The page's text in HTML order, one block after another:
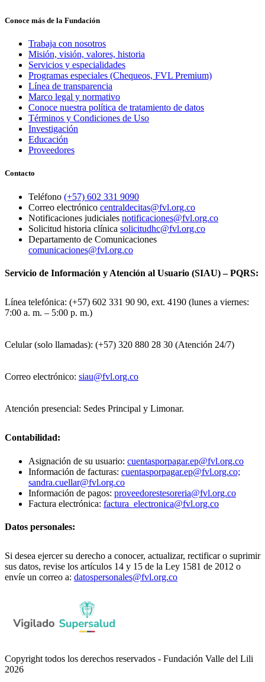
Conoce más de la Fundación
Trabaja con nosotros
Misión, visión, valores, historia
Servicios y especialidades
Programas especiales (Chequeos, FVL Premium)
Línea de transparencia
Marco legal y normativo
Conoce nuestra política de tratamiento de datos
Términos y Condiciones de Uso
Investigación
Educación
Proveedores
Contacto
Teléfono (+57) 602 331 9090
Correo electrónico centraldecitas@fvl.org.co
Notificaciones judiciales notificaciones@fvl.org.co
Solicitud historia clínica solicitudhc@fvl.org.co
Departamento de Comunicaciones
comunicaciones@fvl.org.co
Servicio de Información y Atención al Usuario (SIAU) – PQRS:
Línea telefónica: (+57) 602 331 90 90, ext. 4190 (lunes a viernes:
7:00 a. m. – 5:00 p. m.)
Celular (solo llamadas): (+57) 320 880 28 30 (Atención 24/7)
Correo electrónico: siau@fvl.org.co
Atención presencial: Sedes Principal y Limonar.
Contabilidad:
Asignación de su usuario: cuentasporpagar.ep@fvl.org.co
Información de facturas: cuentasporpagar.ep@fvl.org.co;
sandra.cuellar@fvl.org.co
Información de pagos: proveedorestesoreria@fvl.org.co
Factura electrónica: factura_electronica@fvl.org.co
Datos personales:
Si desea ejercer su derecho a conocer, actualizar, rectificar o suprimir
sus datos, revise los artículos 14 y 15 de la Ley 1581 de 2012 o
envíe un correo a: datospersonales@fvl.org.co
Copyright todos los derechos reservados - Fundación Valle del Lili
2026